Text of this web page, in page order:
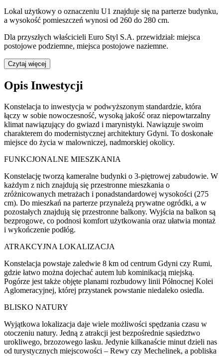
Lokal użytkowy o oznaczeniu U1 znajduje się na parterze budynku,
a wysokość pomieszczeń wynosi od 260 do 280 cm.
Dla przyszłych właścicieli Euro Styl S.A. przewidział: miejsca
postojowe podziemne, miejsca postojowe naziemne.
Czytaj więcej
Opis Inwestycji
Konstelacja to inwestycja w podwyższonym standardzie, która
łączy w sobie nowoczesność, wysoką jakość oraz niepowtarzalny
klimat nawiązujący do gwiazd i marynistyki. Nawiązuje swoim
charakterem do modernistycznej architektury Gdyni. To doskonałe
miejsce do życia w malowniczej, nadmorskiej okolicy.
FUNKCJONALNE MIESZKANIA
Konstelację tworzą kameralne budynki o 3-piętrowej zabudowie. W
każdym z nich znajdują się przestronne mieszkania o
zróżnicowanych metrażach i ponadstandardowej wysokości (275
cm). Do mieszkań na parterze przynależą prywatne ogródki, a w
pozostałych znajdują się przestronne balkony. Wyjścia na balkon są
bezprogowe, co podnosi komfort użytkowania oraz ułatwia montaż
i wykończenie podłóg.
ATRAKCYJNA LOKALIZACJA
Konstelacja powstaje zaledwie 8 km od centrum Gdyni czy Rumi,
gdzie łatwo można dojechać autem lub kominikacją miejską.
Pogórze jest także objęte planami rozbudowy linii Północnej Kolei
Aglomeracyjnej, której przystanek powstanie niedaleko osiedla.
BLISKO NATURY
Wyjątkowa lokalizacja daje wiele możliwości spędzania czasu w
otoczeniu natury. Jedną z atrakcji jest bezpośrednie sąsiedztwo
urokliwego, brzozowego lasku. Jedynie kilkanaście minut dzieli nas
od turystycznych miejscowości – Rewy czy Mechelinek, a pobliska